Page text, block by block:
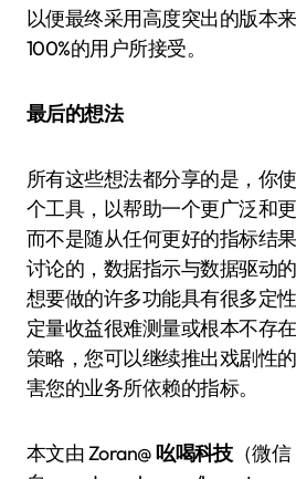
以便最终采用高度突出的版本
100%的用户所接受。
最后的想法
所有这些想法都分享的是，你
个工具，以帮助一个更广泛和
而不是随从任何更好的指标结
讨论的，数据指示与数据驱动
想要做的许多功能具有很多定
定量收益很难测量或根本不存
策略，您可以继续推出戏剧性
害您的业务所依赖的指标。
本文由 Zoran@吆喝科技（微信